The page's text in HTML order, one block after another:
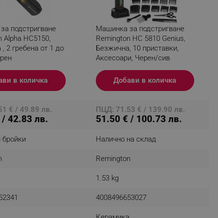
подстригване
Alpha HC5150,
2 гребена от 1 до
в количка
Машинка за подстригване
Remington HC 5810 Genius,
Безжична, 10 приставки,
Аксесоари, Черен/сив
Добави в количка
€ / 49.89 лв.
42.83 лв.
ПЦД: 71.53 € / 139.90 лв.
51.50 € / 100.73 лв.
Налично на склад
Remington
1.53 kg
4008496653027
which is cancelled
visitor installed
data including